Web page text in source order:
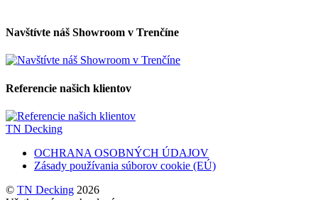
Navštívte náš Showroom v Trenčíne
Referencie našich klientov
TN Decking
OCHRANA OSOBNÝCH ÚDAJOV
Zásady používania súborov cookie (EÚ)
© TN Decking 2026